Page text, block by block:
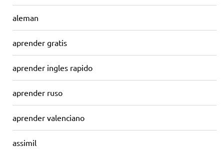
aleman
aprender gratis
aprender ingles rapido
aprender ruso
aprender valenciano
assimil